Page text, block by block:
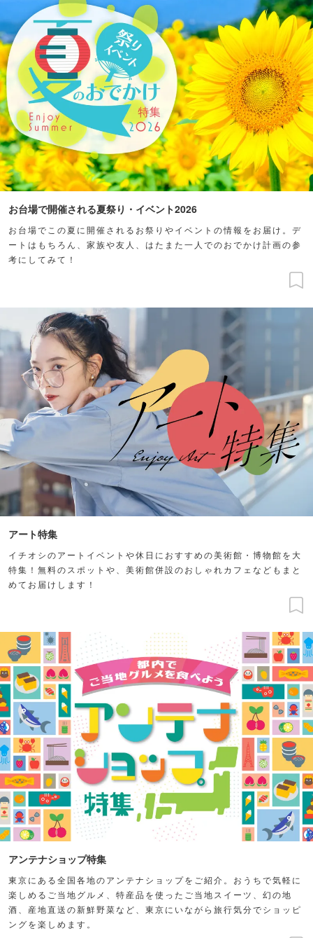
お台場で開催される夏祭り・イベント2026
お台場でこの夏に開催されるお祭りやイベントの情報をお届け。デ
ートはもちろん、家族や友人、はたまた一人でのおでかけ計画の参
考にしてみて！
アート特集
イチオシのアートイベントや休日におすすめの美術館・博物館を大
特集！無料のスポットや、美術館併設のおしゃれカフェなどもまと
めてお届けします！
アンテナショップ特集
東京にある全国各地のアンテナショップをご紹介。おうちで気軽に
楽しめるご当地グルメ、特産品を使ったご当地スイーツ、幻の地
酒、産地直送の新鮮野菜など、東京にいながら旅行気分でショッピ
ングを楽しめます。